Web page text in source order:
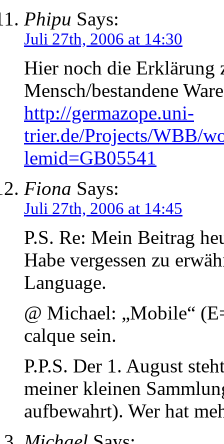
Phipu Says:
Juli 27th, 2006 at 14:30
Hier noch die Erklärung
Mensch/bestandene
http://germazope.uni-
trier.de/Projects/WBB/
lemid=GB05541
Fiona Says:
Juli 27th, 2006 at 14:45
P.S. Re: Mein Beitrag
Habe vergessen zu
Language.
@ Michael: „Mobile“
calque sein.
P.P.S. Der 1. August
meiner kleinen
aufbewahrt). Wer hat